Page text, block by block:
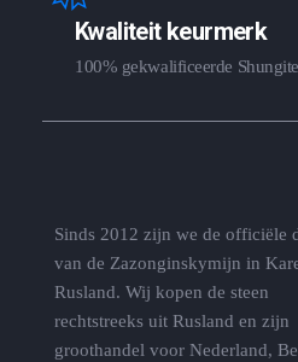
Kwaliteit keurmerk
100% gekwalificeerde
Sinds 2012 zijn we de officiële
van de Zazonginskymijn in
Rusland. Wij kopen de steen
rechtstreeks uit Rusland en zijn
groothandel voor Nederland,